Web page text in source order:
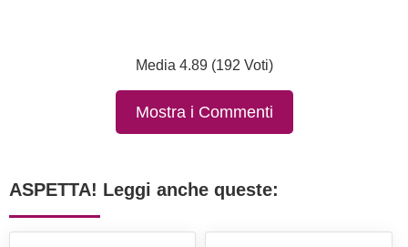
Media 4.89 (192 Voti)
Mostra i Commenti
ASPETTA! Leggi anche queste: